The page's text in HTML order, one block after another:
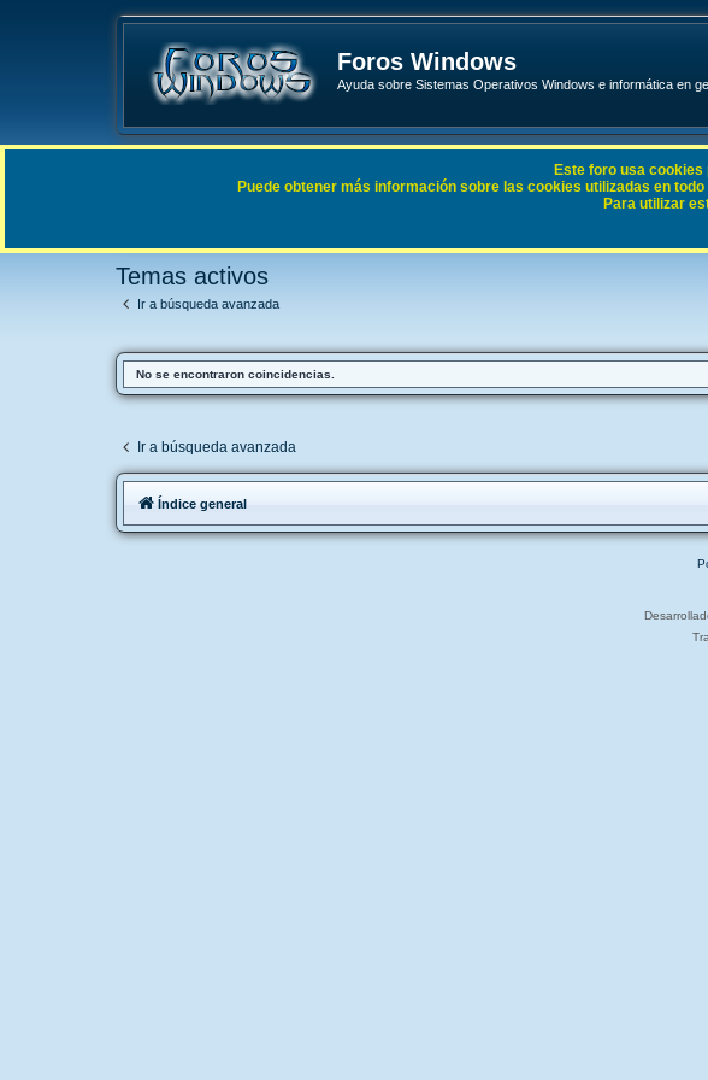
Foros Windows
Ayuda sobre Sistemas Operativos Windows e informática en
Enlaces rápidos FAQ
Temas activos
Ir a búsqueda avanzada
No se encontraron coincidencias.
Ir a búsqueda avanzada
Este foro usa
Puede obtener más información sobre las cookies utilizadas en
Para utilizar
Índice general